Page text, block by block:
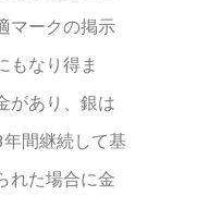
マークの掲示
もなり得ま
があり、銀は
間継続して基
れた場合に金